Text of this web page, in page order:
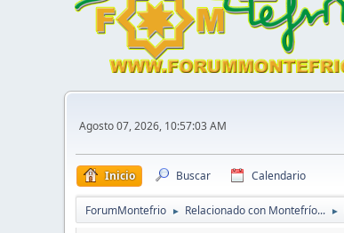
Agosto 07, 2026, 10:57:03 AM
Inicio Buscar Calendario
ForumMontefrio ► Relacionado con Montefrío... ►